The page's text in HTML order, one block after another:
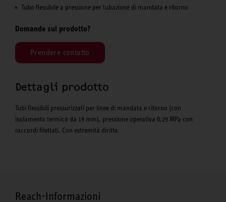
Tubo flessibile a pressione per tubazione di mandata e ritorno
Domande sul prodotto?
Prendere contatto
Dettagli prodotto
Tubi flessibili pressurizzati per linee di mandata e ritorno (con
isolamento termico da 19 mm), pressione operativa 0,25 MPa con
raccordi filettati. Con estremità diritte.
Reach-Informazioni